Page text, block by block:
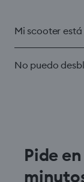
Mi scooter
No puedo
Pide